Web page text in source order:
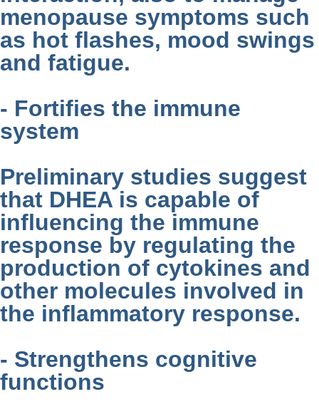
menopause symptoms such
as hot flashes, mood swings
and fatigue.
- Fortifies the immune
system
Preliminary studies suggest
that DHEA is capable of
influencing the immune
response by regulating the
production of cytokines and
other molecules involved in
the inflammatory response.
- Strengthens cognitive
functions